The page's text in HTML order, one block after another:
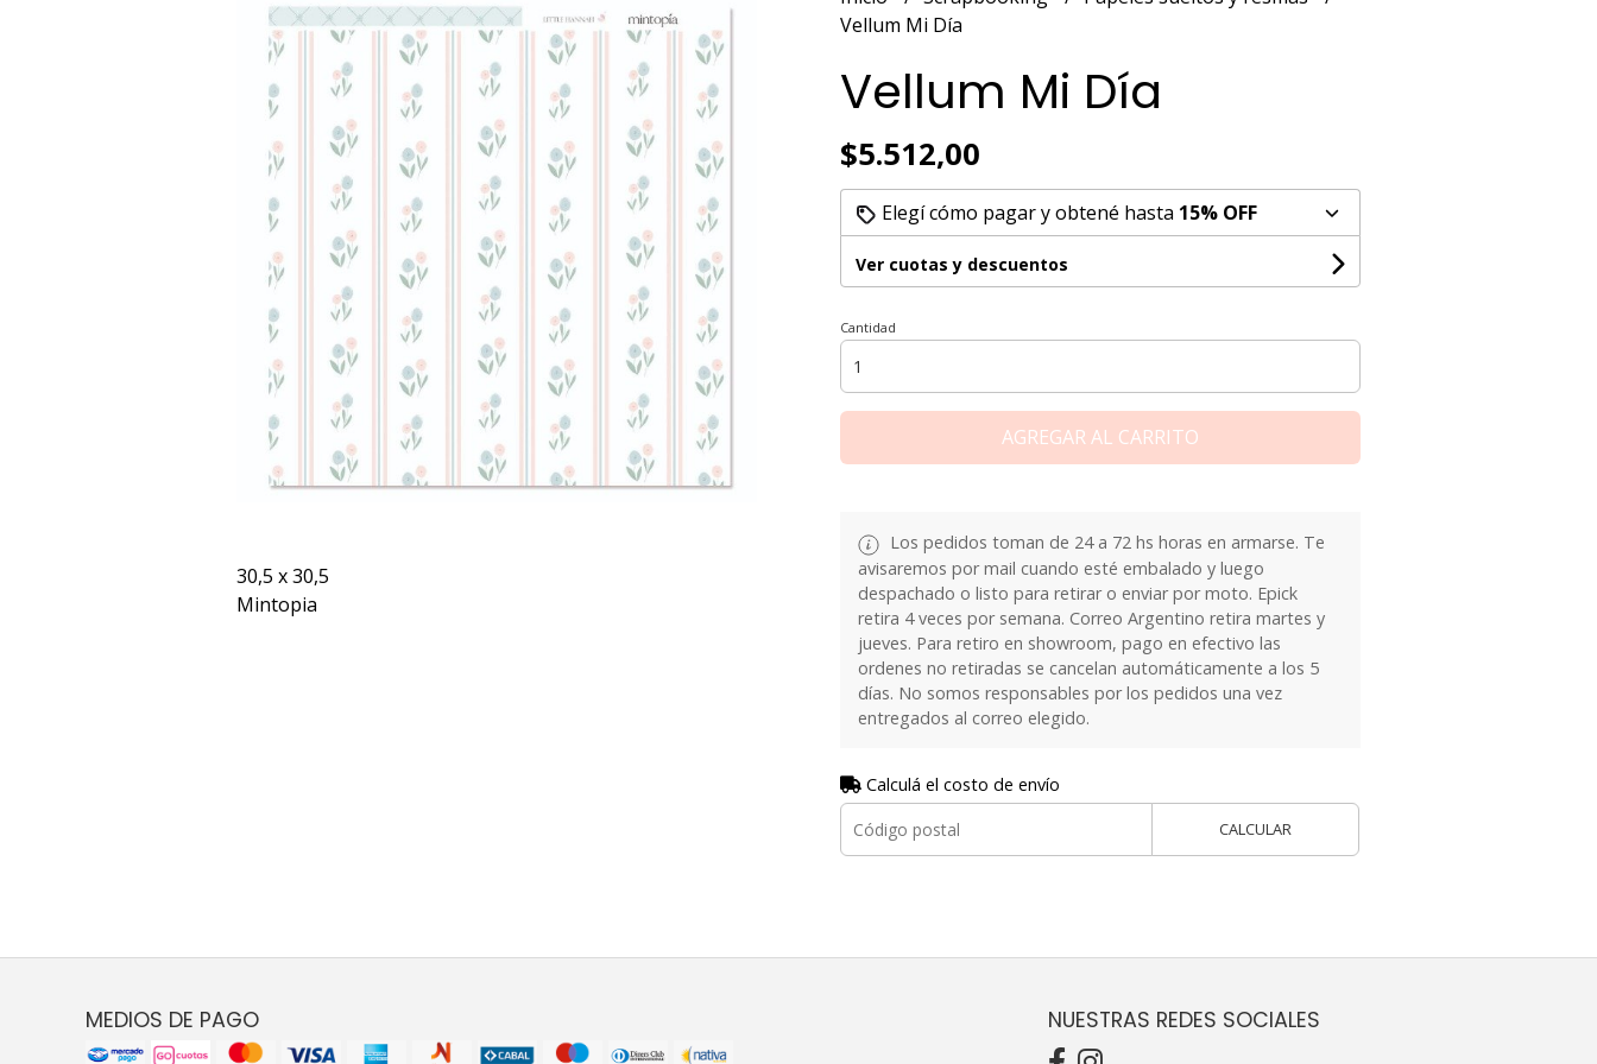
30,5 x 30,5
Mintopia
Vellum Mi Día
Vellum Mi Día
$5.512,00
Elegí cómo pagar y obtené hasta 15% OFF
Ver cuotas y descuentos
Cantidad
AGREGAR AL CARRITO
Los pedidos toman de 24 a 72 hs horas en armarse. Te
avisaremos por mail cuando esté embalado y luego
despachado o listo para retirar o enviar por moto. Epick
retira 4 veces por semana. Correo Argentino retira martes y
jueves. Para retiro en showroom, pago en efectivo las
ordenes no retiradas se cancelan automáticamente a los 5
días. No somos responsables por los pedidos una vez
entregados al correo elegido.
Calculá el costo de envío
CALCULAR
MEDIOS DE PAGO NUESTRAS REDES SOCIALES